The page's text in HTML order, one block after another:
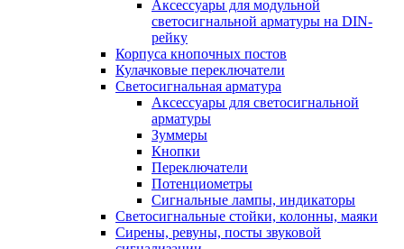
Аксессуары для модульной
светосигнальной арматуры на DIN-
рейку
Корпуса кнопочных постов
Кулачковые переключатели
Светосигнальная арматура
Аксессуары для светосигнальной
арматуры
Зуммеры
Кнопки
Переключатели
Потенциометры
Сигнальные лампы, индикаторы
Светосигнальные стойки, колонны, маяки
Сирены, ревуны, посты звуковой